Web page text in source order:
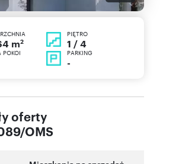
m2
PIĘTRO
1 / 4
POKOI PARKING
-
oferty
OMS